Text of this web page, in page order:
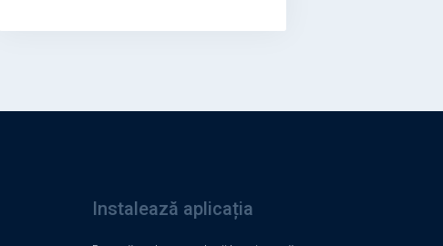
Instalează aplicația